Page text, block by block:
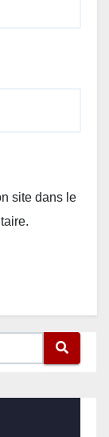
site dans le